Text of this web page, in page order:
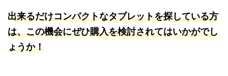
出来るだけコンパクトなタブレットを探している方
は、この機会にぜひ購入を検討されてはいかがでし
ょうか！